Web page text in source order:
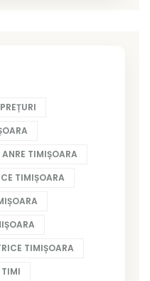
TIMIȘOARA
TIMIȘOARA
TIMIȘOARA
TIMI